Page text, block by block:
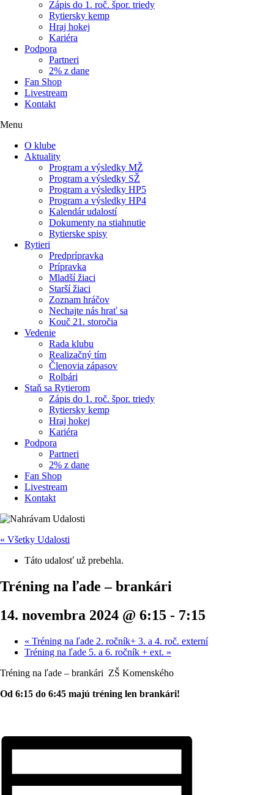
Zápis do 1. roč. špor. triedy
Rytiersky kemp
Hraj hokej
Kariéra
Podpora
Partneri
2% z dane
Fan Shop
Livestream
Kontakt
Menu
O klube
Aktuality
Program a výsledky MŽ
Program a výsledky SŽ
Program a výsledky HP5
Program a výsledky HP4
Kalendár udalostí
Dokumenty na stiahnutie
Rytierske spisy
Rytieri
Predprípravka
Prípravka
Mladší žiaci
Starší žiaci
Zoznam hráčov
Nechajte nás hrať sa
Kouč 21. storočia
Vedenie
Rada klubu
Realizačný tím
Členovia zápasov
Rolbári
Staň sa Rytierom
Zápis do 1. roč. špor. triedy
Rytiersky kemp
Hraj hokej
Kariéra
Podpora
Partneri
2% z dane
Fan Shop
Livestream
Kontakt
« Všetky Udalosti
Táto udalosť už prebehla.
Tréning na ľade – brankári
14. novembra 2024 @ 6:15 - 7:15
« Tréning na ľade 2. ročník+ 3. a 4. roč. externí
Tréning na ľade 5. a 6. ročník + ext. »
Tréning na ľade – brankári ZŠ Komenského
Od 6:15 do 6:45 majú tréning len brankári!